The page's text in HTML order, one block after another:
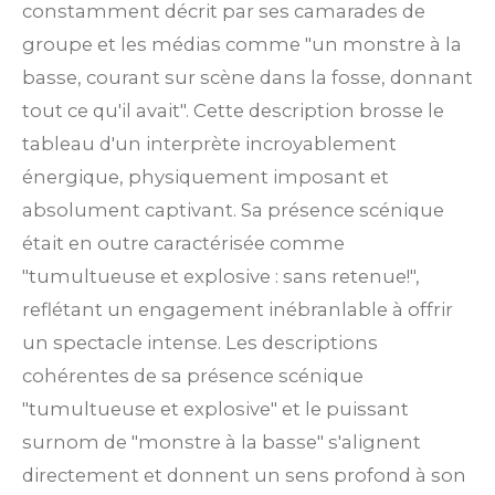
constamment décrit par ses camarades de
groupe et les médias comme "un monstre à la
basse, courant sur scène dans la fosse, donnant
tout ce qu'il avait". Cette description brosse le
tableau d'un interprète incroyablement
énergique, physiquement imposant et
absolument captivant. Sa présence scénique
était en outre caractérisée comme
"tumultueuse et explosive : sans retenue!",
reflétant un engagement inébranlable à offrir
un spectacle intense. Les descriptions
cohérentes de sa présence scénique
"tumultueuse et explosive" et le puissant
surnom de "monstre à la basse" s'alignent
directement et donnent un sens profond à son